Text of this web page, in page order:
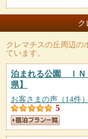
ク
クレマチスの丘周辺の
ています。
泊まれる公園 Ｉ
県】
お客さまの声（14件）
5